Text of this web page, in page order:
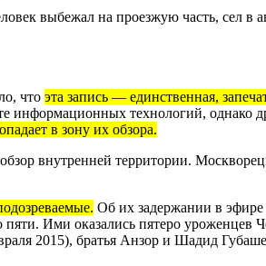
выбежал на проезжую часть, сел в
что эта запись — единственная,
технологий, однако
в зону их обзора.
внутренней территории.
Об их задержании в
Ими оказались пятеро уроженцев
2015), братья Анзор и Шадид